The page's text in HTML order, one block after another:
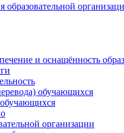
и оснащённость
обучающихся
организации